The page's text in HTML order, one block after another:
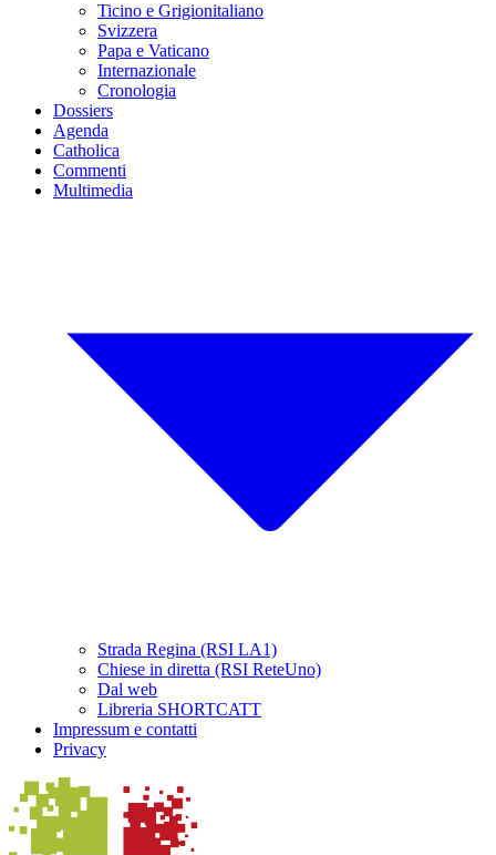
Ticino e Grigionitaliano
Svizzera
Papa e Vaticano
Internazionale
Cronologia
Dossiers
Agenda
Catholica
Commenti
Multimedia
Strada Regina (RSI LA1)
Chiese in diretta (RSI ReteUno)
Dal web
Libreria SHORTCATT
Impressum e contatti
Privacy